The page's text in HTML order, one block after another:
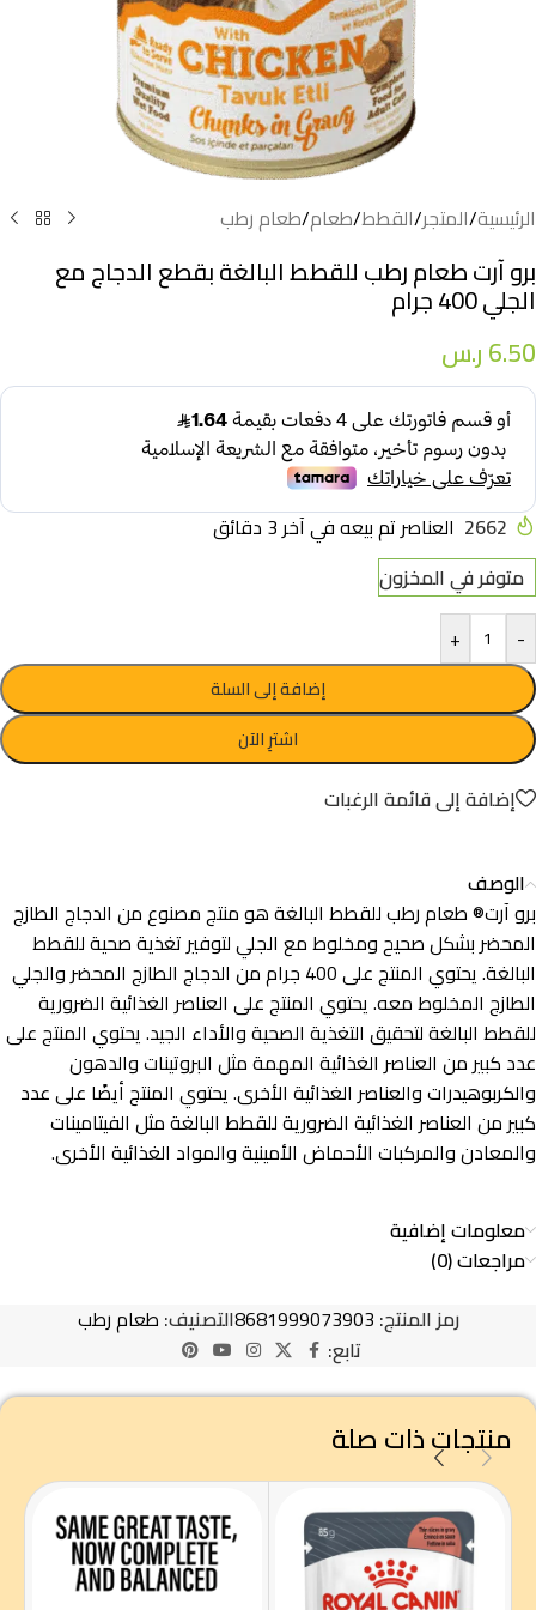
الرئيسية/المتجر/القطط/طعام/طعام رطب
برو آرت طعام رطب للقطط البالغة بقطع الدجاج مع
الجلي 400 جرام
6.50ر.س
2662 العناصر تم بيعه في آخر 3 دقائق
متوفر في المخزون
-
+
إضافة إلى السلة
اشترِ الآن
إضافة إلى قائمة الرغبات
الوصف
برو آرت® طعام رطب للقطط البالغة هو منتج مصنوع من الدجاج الطازج
المحضر بشكل صحيح ومخلوط مع الجلي لتوفير تغذية صحية للقطط
البالغة. يحتوي المنتج على 400 جرام من الدجاج الطازج المحضر والجلي
الطازج المخلوط معه. يحتوي المنتج على العناصر الغذائية الضرورية
للقطط البالغة لتحقيق التغذية الصحية والأداء الجيد. يحتوي المنتج على
عدد كبير من العناصر الغذائية المهمة مثل البروتينات والدهون
والكربوهيدرات والعناصر الغذائية الأخرى. يحتوي المنتج أيضًا على عدد
كبير من العناصر الغذائية الضرورية للقطط البالغة مثل الفيتامينات
والمعادن والمركبات الأحماض الأمينية والمواد الغذائية الأخرى.
معلومات إضافية
مراجعات (0)
رمز المنتج: 8681999073903التصنيف: طعام رطب
تابع:
منتجات ذات صلة